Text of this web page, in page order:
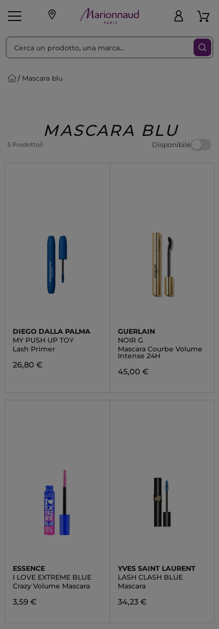
Make-up
Regalo
Mascara blu
MASCARA BLU
5 Prodotto/i Disponibile
Ordina per Filtra
DIEGO DALLA PALMA
MY PUSH UP TOY
Lash Primer
26,80 €
GUERLAIN
NOIR G
Mascara Courbe Volume
Intense 24H
45,00 €
ESSENCE
I LOVE EXTREME BLUE
Crazy Volume Mascara
3,59 €
YVES SAINT LAURENT
LASH CLASH BLUE
Mascara
34,23 €